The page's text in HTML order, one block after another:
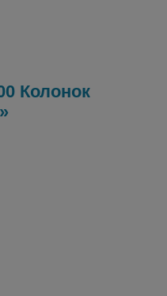
Колонок